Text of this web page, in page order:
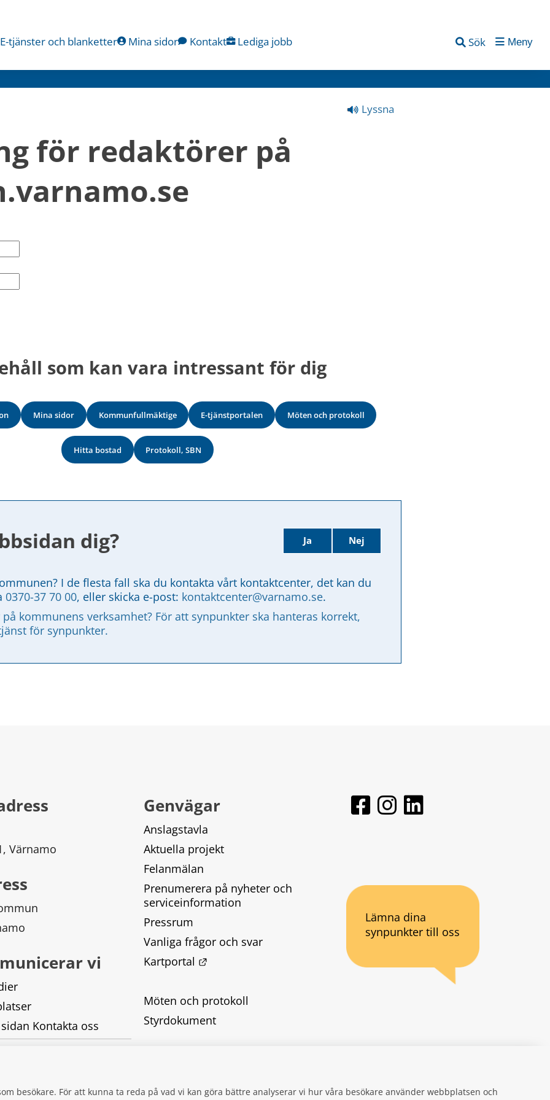
besökare. För att kunna ta reda på vad vi kan göra bättre analyserar vi hur våra besökare använder webbplatsen och
E-tjänster och blanketter Mina sidor Kontakt Lediga jobb Sök Meny
Lyssna
för redaktörer på
som kan vara intressant för dig
Mina sidor Kommunfullmäktige E-tjänstportalen Möten och protokoll
Hitta bostad Protokoll, SBN
dig? Ja Nej
I de flesta fall ska du kontakta vårt kontaktcenter, det kan du
0370-37 70 00, eller skicka e-post: kontaktcenter@varnamo.se.
kommunens verksamhet? För att synpunkter ska hanteras korrekt,
för synpunkter.
Värnamo
vi
Kontakta oss
Genvägar
Anslagstavla
Aktuella projekt
Felanmälan
Prenumerera på nyheter och
serviceinformation
Pressrum
Vanliga frågor och svar
Kartportal
Möten och protokoll
Styrdokument
Lämna dina
synpunkter till oss